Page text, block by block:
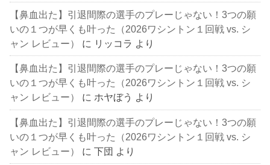
【鼻血出た】引退間際の選手のプレーじゃない！3つの願
いの１つが早くも叶った（2026ワシントン１回戦 vs. シ
ャン レビュー）
に リッコラ より
【鼻血出た】引退間際の選手のプレーじゃない！3つの願
いの１つが早くも叶った（2026ワシントン１回戦 vs. シ
ャン レビュー）
に ホヤぼう より
【鼻血出た】引退間際の選手のプレーじゃない！3つの願
いの１つが早くも叶った（2026ワシントン１回戦 vs. シ
ャン レビュー）
に下団 より